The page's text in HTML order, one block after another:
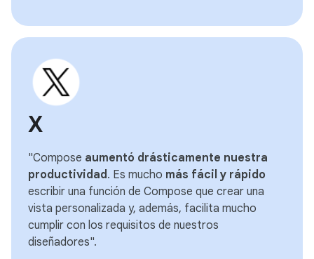
X
"Compose aumentó drásticamente nuestra
productividad. Es mucho más fácil y rápido
escribir una función de Compose que crear una
vista personalizada y, además, facilita mucho
cumplir con los requisitos de nuestros
diseñadores".